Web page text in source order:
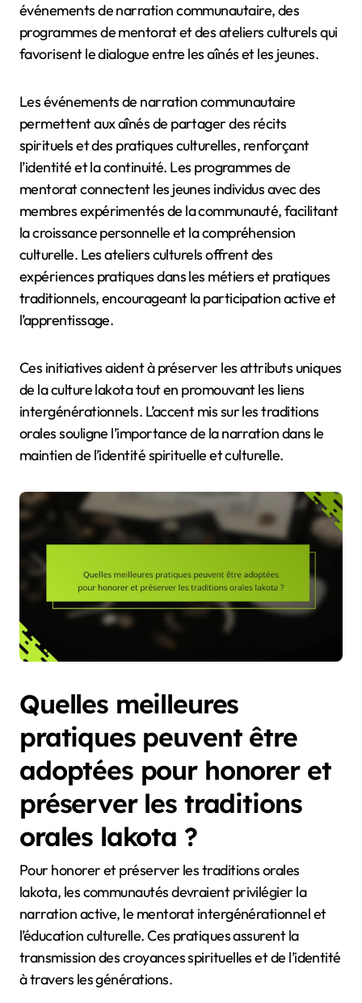
événements de narration communautaire, des
programmes de mentorat et des ateliers culturels qui
favorisent le dialogue entre les aînés et les jeunes.
Les événements de narration communautaire
permettent aux aînés de partager des récits
spirituels et des pratiques culturelles, renforçant
l’identité et la continuité. Les programmes de
mentorat connectent les jeunes individus avec des
membres expérimentés de la communauté, facilitant
la croissance personnelle et la compréhension
culturelle. Les ateliers culturels offrent des
expériences pratiques dans les métiers et pratiques
traditionnels, encourageant la participation active et
l’apprentissage.
Ces initiatives aident à préserver les attributs uniques
de la culture lakota tout en promouvant les liens
intergénérationnels. L’accent mis sur les traditions
orales souligne l’importance de la narration dans le
maintien de l’identité spirituelle et culturelle.
Quelles meilleures
pratiques peuvent être
adoptées pour honorer et
préserver les traditions
orales lakota ?
Pour honorer et préserver les traditions orales
lakota, les communautés devraient privilégier la
narration active, le mentorat intergénérationnel et
l’éducation culturelle. Ces pratiques assurent la
transmission des croyances spirituelles et de l’identité
à travers les générations.